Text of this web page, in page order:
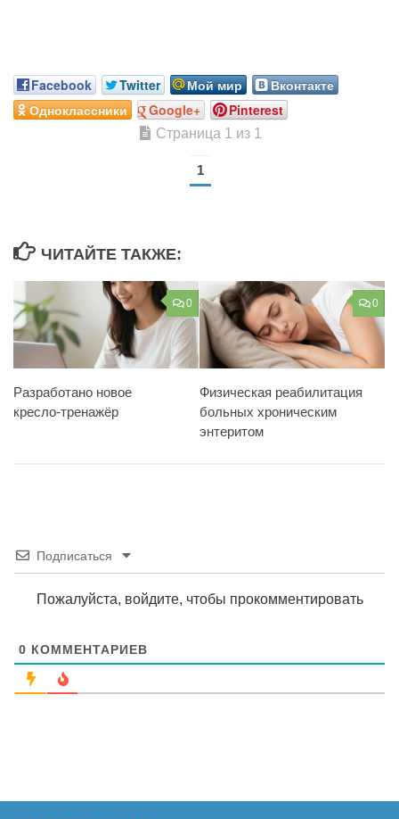
Facebook Twitter Мой мир
Вконтакте
Одноклассники
Google+ Pinterest
Страница 1 из 1
1
ЧИТАЙТЕ ТАКЖЕ:
0
Разработано новое
кресло-тренажёр
0
Физическая реабилитация
больных хроническим
энтеритом
Подписаться
Пожалуйста, войдите, чтобы прокомментировать
0 КОММЕНТАРИЕВ